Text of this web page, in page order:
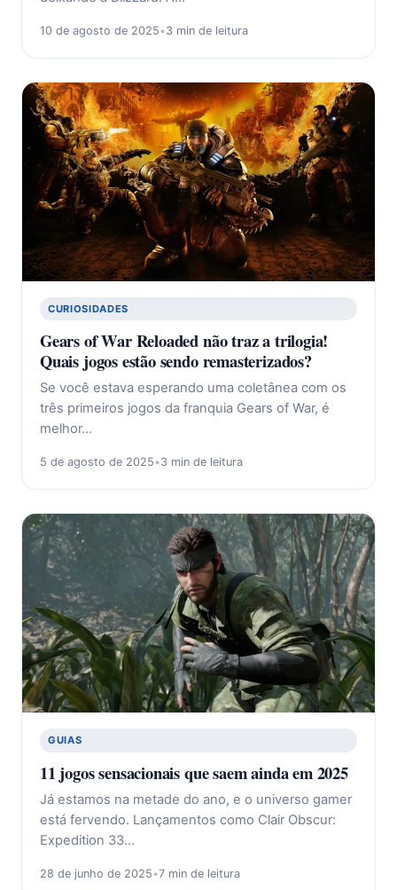
10 de agosto de 2025•3 min de leitura
CURIOSIDADES
Gears of War Reloaded não traz a trilogia!
Quais jogos estão sendo remasterizados?
Se você estava esperando uma coletânea com os
três primeiros jogos da franquia Gears of War, é
melhor…
5 de agosto de 2025•3 min de leitura
GUIAS
11 jogos sensacionais que saem ainda em 2025
Já estamos na metade do ano, e o universo gamer
está fervendo. Lançamentos como Clair Obscur:
Expedition 33…
28 de junho de 2025•7 min de leitura